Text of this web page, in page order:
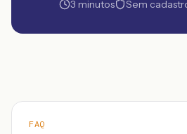
3 minutos Sem
FAQ